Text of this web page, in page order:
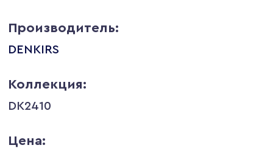
Производитель:
DENKIRS
Коллекция:
DK2410
Цена: